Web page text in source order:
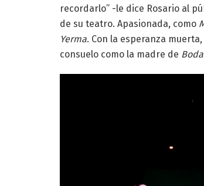
recordarlo” -le dice Rosario al
de su teatro. Apasionada, como
Yerma. Con la esperanza
consuelo como la madre de